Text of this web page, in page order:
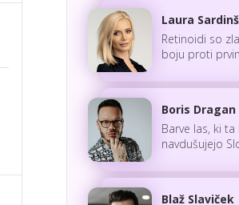
Laura
Retinoidi so
boju proti
Boris Dragan
Barve las, ki ta
navdušujejo
Blaž Slaviček